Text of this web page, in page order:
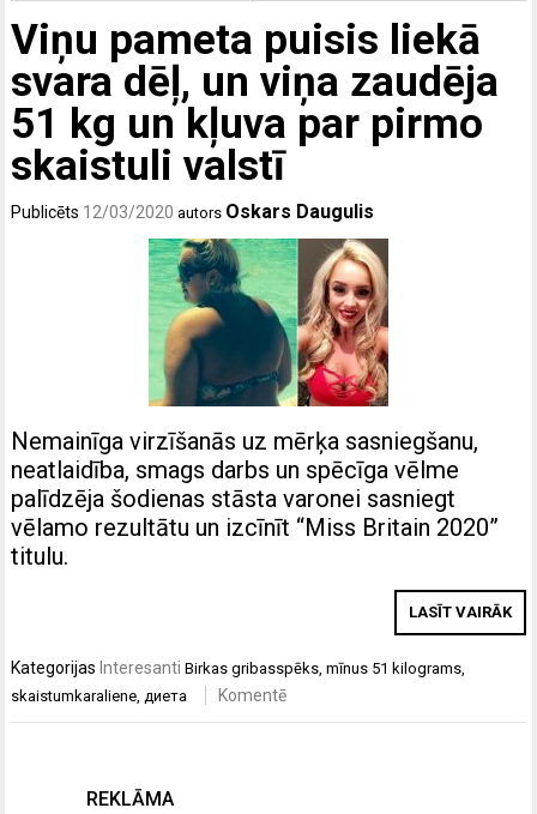
Viņu pameta puisis liekā
svara dēļ, un viņa zaudēja
51 kg un kļuva par pirmo
skaistuli valstī
Publicēts 12/03/2020 autors Oskars Daugulis
Nemainīga virzīšanās uz mērķa sasniegšanu,
neatlaidība, smags darbs un spēcīga vēlme
palīdzēja šodienas stāsta varonei sasniegt
vēlamo rezultātu un izcīnīt “Miss Britain 2020”
titulu.
LASĪT VAIRĀK
Kategorijas Interesanti Birkasgribasspēks,mīnus 51 kilograms,
skaistumkaraliene,диета Komentē
REKLĀMA